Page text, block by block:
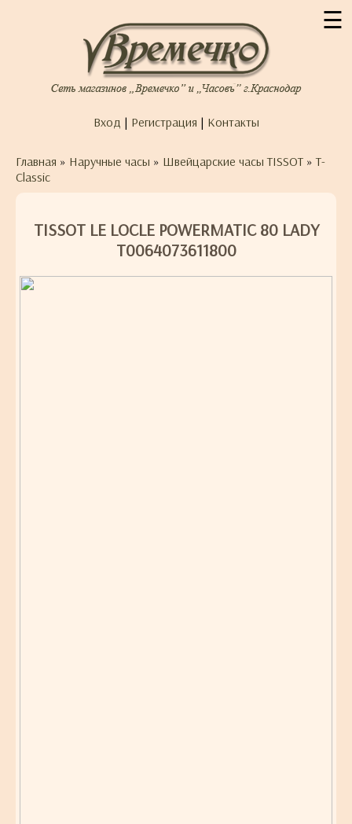
☰
Вход | Регистрация | Контакты
Главная » Наручные часы » Швейцарские часы TISSOT »T-
Classic
TISSOT LE LOCLE POWERMATIC 80 LADY
T0064073611800